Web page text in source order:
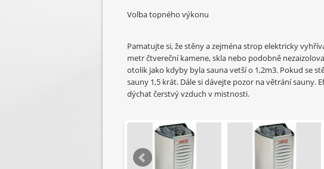
Volba topného výkonu
Pamatujte si, že stěny a zejména strop elektricky
metr čtvereční kamene, skla nebo podobně
otolik jako kdyby byla sauna vetší o 1,2m3. Pokud se
sauny 1,5 krát. Dále si dávejte pozor na větrání sauny.
dýchat čerstvý vzduch v mistnosti.